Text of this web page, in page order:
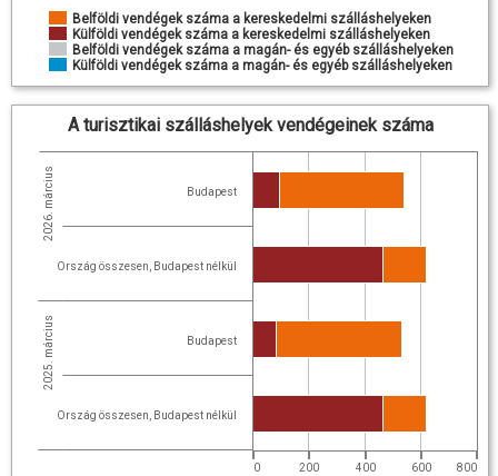
Belföldi vendégek száma a kereskedelmi szálláshelyeken
Külföldi vendégek száma a kereskedelmi szálláshelyeken
Belföldi vendégek száma a magán- és egyéb szálláshelyeken
Külföldi vendégek száma a magán- és egyéb szálláshelyeken
A turisztikai szálláshelyek vendégeinek száma
Budapest
2026. március
Ország összesen, Budapest nélkül
Budapest
2025. március
Ország összesen, Budapest nélkül
0 200 400 600 800